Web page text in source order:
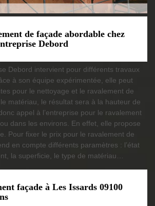
de façade abordable chez
Debord
Debord intervient pour différents travaux
à son équipe expérimentée, elle peut
pour le nettoyage et le ravalement de
matériau, le résultat sera à la hauteur de
appel à l’entreprise pour le ravalement
dans les environs. En effet, elle propose
Pour fixer le prix pour le ravalement de
en compte différents paramètres : l’état
la superficie, le type de matériau…
façade à Les Issards 09100